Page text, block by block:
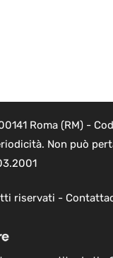
Roma (RM) -
Non può
riservati -